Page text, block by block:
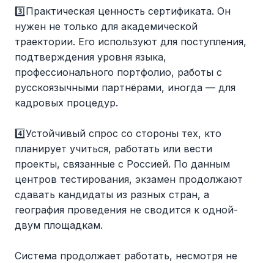
3️⃣Практическая ценность сертификата. Он
нужен не только для академической
траектории. Его используют для поступления,
подтверждения уровня языка,
профессионального портфолио, работы с
русскоязычными партнёрами, иногда — для
кадровых процедур.
4️⃣Устойчивый спрос со стороны тех, кто
планирует учиться, работать или вести
проекты, связанные с Россией. По данным
центров тестирования, экзамен продолжают
сдавать кандидаты из разных стран, а
география проведения не сводится к одной-
двум площадкам.
Система продолжает работать, несмотря не